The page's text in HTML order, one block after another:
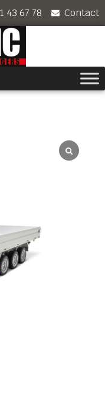
43 67 78 Contact